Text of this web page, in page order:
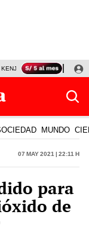
KENJI FUJIMORI
MUNDO
07 May 2021 | 22:11 h
para
de